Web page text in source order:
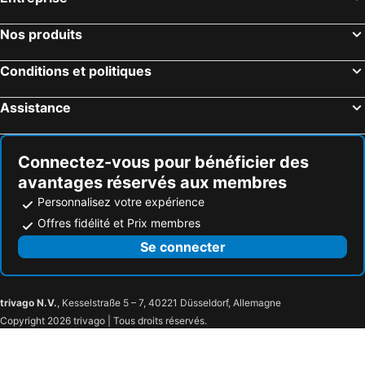
Gulf Shores, Alabama Hôtels
New York, New York Hôtels
Honolulu, Hawaii Hôtels
Nos produits
Conditions et politiques
Assistance
Connectez-vous pour bénéficier des
avantages réservés aux membres
Personnalisez votre expérience
Offres fidélité et Prix membres
Se connecter
trivago N.V., Kesselstraße 5 – 7, 40221 Düsseldorf, Allemagne
Copyright 2026 trivago | Tous droits réservés.